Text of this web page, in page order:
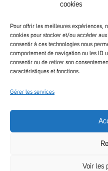
cookies
Pour offrir les meilleures expériences,
cookies pour stocker et/ou accéder
consentir à ces technologies nous
comportement de navigation ou les ID
consentir ou de retirer son
caractéristiques et fonctions.
Gérer les services
Voir les
CONTACT
Accessibilité